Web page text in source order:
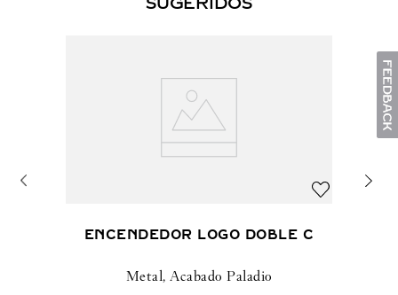
ENCENDEDOR LOGO DOBLE C
Metal, Acabado Paladio